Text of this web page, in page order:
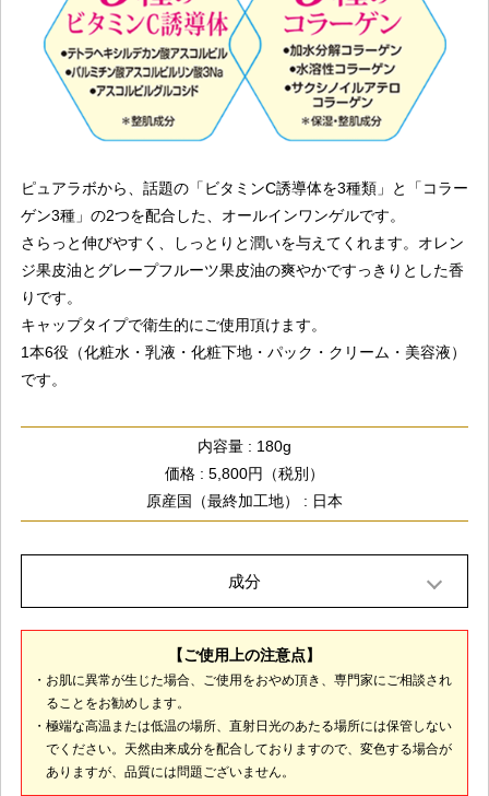
ピュアラボから、話題の「ビタミンC誘導体を3種類」と「コラー
ゲン3種」の2つを配合した、オールインワンゲルです。
さらっと伸びやすく、しっとりと潤いを与えてくれます。オレン
ジ果皮油とグレープフルーツ果皮油の爽やかですっきりとした香
りです。
キャップタイプで衛生的にご使用頂けます。
1本6役（化粧水・乳液・化粧下地・パック・クリーム・美容液）
です。
内容量 : 180g
価格 : 5,800円（税別）
原産国（最終加工地） : 日本
成分
水、BG、グリセリン、PEG-12、加水分解コラーゲン、水溶性コラ
ーゲン、サクシノイルアテロコラーゲン、テトラヘキシルデカン酸
アスコルビル、アスコルビルグルコシド、ヒアルロン酸Na、パルミ
チン酸アスコルビルリン酸３Na、キハダ樹皮エキス、シクロデキス
トリン、炭酸水素Na、白金、（スチレン/VP）コポリマー、（アク
リレーツ/アクリル酸アルキル（C10-30））クロスポリマー、キサン
タンガム、水酸化K、ポリソルベート20、フェノキシエタノール、
【ご使用上の注意点】
・お肌に異常が生じた場合、ご使用をおやめ頂き、専門家にご相談され
ることをお勧めします。
・極端な高温または低温の場所、直射日光のあたる場所には保管しない
でください。天然由来成分を配合しておりますので、変色する場合が
ありますが、品質には問題ございません。